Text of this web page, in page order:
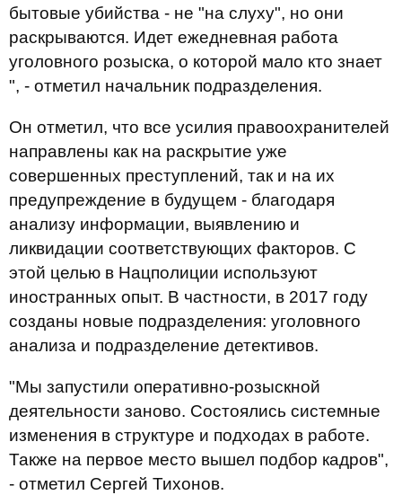
бытовые убийства - не "на слуху", но они
раскрываются. Идет ежедневная работа
уголовного розыска, о которой мало кто знает
", - отметил начальник подразделения.
Он отметил, что все усилия правоохранителей
направлены как на раскрытие уже
совершенных преступлений, так и на их
предупреждение в будущем - благодаря
анализу информации, выявлению и
ликвидации соответствующих факторов. С
этой целью в Нацполиции используют
иностранных опыт. В частности, в 2017 году
созданы новые подразделения: уголовного
анализа и подразделение детективов.
"Мы запустили оперативно-розыскной
деятельности заново. Состоялись системные
изменения в структуре и подходах в работе.
Также на первое место вышел подбор кадров",
- отметил Сергей Тихонов.